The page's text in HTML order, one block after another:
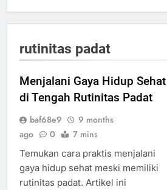
rutinitas padat
Menjalani Gaya Hidup Sehat
di Tengah Rutinitas Padat
baf68e9
9 months
ago
0 7 mins
Temukan cara praktis menjalani
gaya hidup sehat meski memiliki
rutinitas padat. Artikel ini